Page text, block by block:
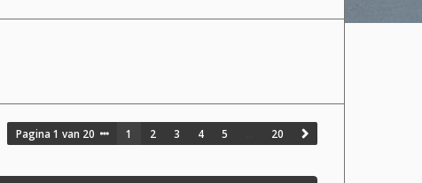
Pagina1 van 20 1 2 3 4 5 20